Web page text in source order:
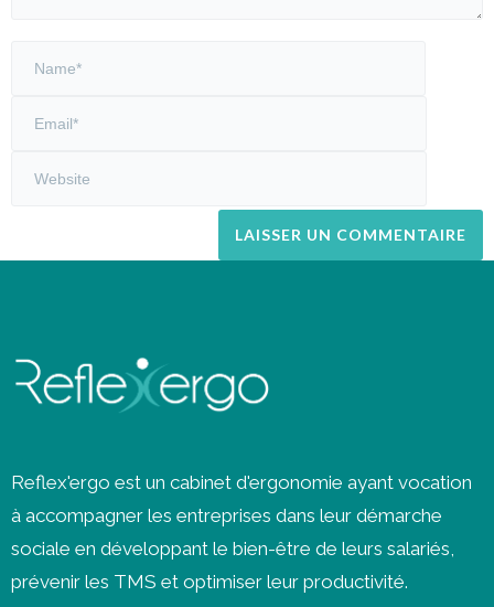
Reflex'ergo est un cabinet d'ergonomie ayant vocation
à accompagner les entreprises dans leur démarche
sociale en développant le bien-être de leurs salariés,
prévenir les TMS et optimiser leur productivité.